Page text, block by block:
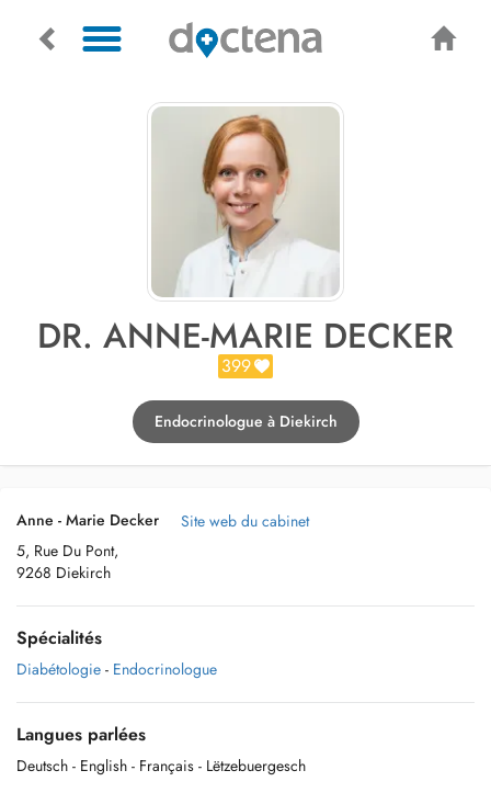
DR. ANNE-MARIE DECKER
399
Endocrinologue à Diekirch
Anne - Marie Decker
5, Rue Du Pont,
9268 Diekirch
Site web du cabinet
Spécialités
Diabétologie - Endocrinologue
Langues parlées
Deutsch - English - Français - Lëtzebuergesch